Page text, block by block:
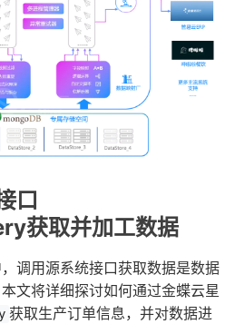
口
获取并加工数据
调用源系统接口获取数据是数据
文将详细探讨如何通过金蝶云星
获取生产订单信息，并对数据进